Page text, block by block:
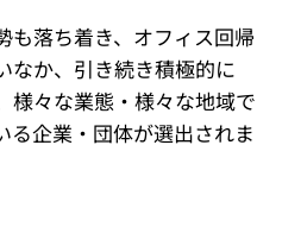
も落ち着き、オフィス回帰
なか、引き続き積極的に
様々な業態・様々な地域で
る企業・団体が選出されま